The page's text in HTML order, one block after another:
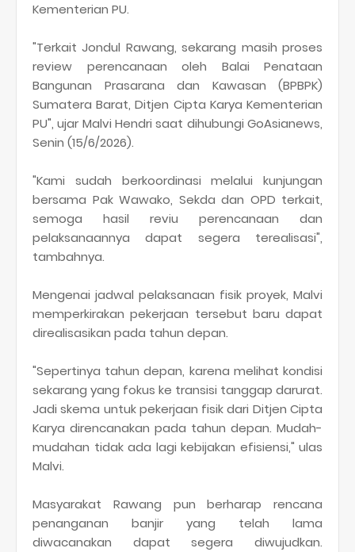
Kementerian PU.
"Terkait Jondul Rawang, sekarang masih proses
review perencanaan oleh Balai Penataan
Bangunan Prasarana dan Kawasan (BPBPK)
Sumatera Barat, Ditjen Cipta Karya Kementerian
PU", ujar Malvi Hendri saat dihubungi GoAsianews,
Senin (15/6/2026).
"Kami sudah berkoordinasi melalui kunjungan
bersama Pak Wawako, Sekda dan OPD terkait,
semoga hasil reviu perencanaan dan
pelaksanaannya dapat segera terealisasi",
tambahnya.
Mengenai jadwal pelaksanaan fisik proyek, Malvi
memperkirakan pekerjaan tersebut baru dapat
direalisasikan pada tahun depan.
"Sepertinya tahun depan, karena melihat kondisi
sekarang yang fokus ke transisi tanggap darurat.
Jadi skema untuk pekerjaan fisik dari Ditjen Cipta
Karya direncanakan pada tahun depan. Mudah-
mudahan tidak ada lagi kebijakan efisiensi," ulas
Malvi.
Masyarakat Rawang pun berharap rencana
penanganan banjir yang telah lama
diwacanakan dapat segera diwujudkan.